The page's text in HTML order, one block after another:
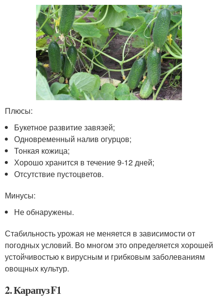
Плюсы:
Букетное развитие завязей;
Одновременный налив огурцов;
Тонкая кожица;
Хорошо хранится в течение 9-12 дней;
Отсутствие пустоцветов.
Минусы:
Не обнаружены.
Стабильность урожая не меняется в зависимости от
погодных условий. Во многом это определяется хорошей
устойчивостью к вирусным и грибковым заболеваниям
овощных культур.
2. Карапуз F1